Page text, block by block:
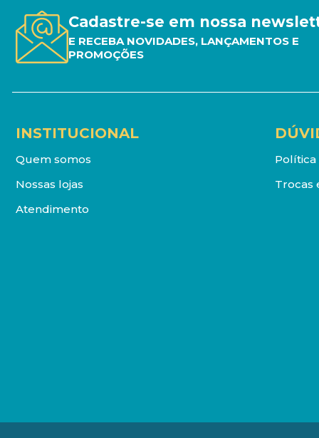
Cadastre-se em nossa
E RECEBA NOVIDADES, LANÇAMENTOS E
PROMOÇÕES
INSTITUCIONAL
Quem somos
Nossas lojas
Atendimento
Política
Trocas